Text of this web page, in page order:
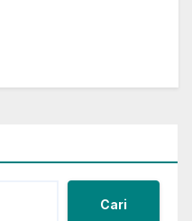
Cari